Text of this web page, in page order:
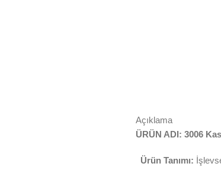
Açıklama
ÜRÜN ADI: 3006
Ürün Tanımı: